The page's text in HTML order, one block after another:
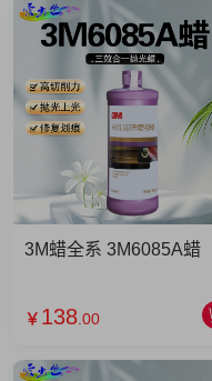
3M蜡全系 3M6085A蜡
￥ 138 .00